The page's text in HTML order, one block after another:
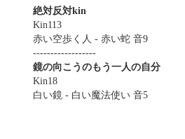
絶対反対kin
Kin113
赤い空歩く人 - 赤い蛇 音9
------------------
鏡の向こうのもう一人の自分
Kin18
白い鏡 - 白い魔法使い 音5